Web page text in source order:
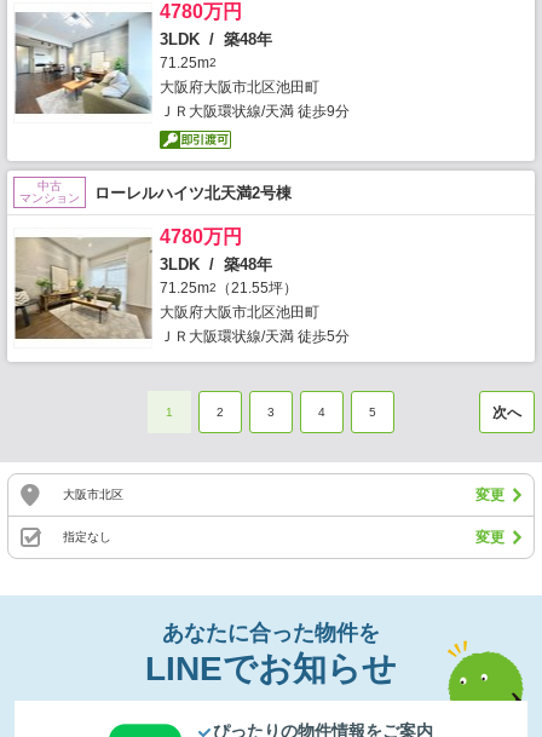
4780万円
3LDK / 築48年
71.25m2
大阪府大阪市北区池田町
ＪＲ大阪環状線/天満 徒歩9分
中古
マンション
ローレルハイツ北天満2号棟
4780万円
3LDK / 築48年
71.25m2
（21.55坪）
大阪府大阪市北区池田町
ＪＲ大阪環状線/天満 徒歩5分
1 2 3 4 5 次へ
大阪市北区 変更
指定なし 変更
あなたに合った物件を
LINEでお知らせ
ぴったりの物件情報をご案内